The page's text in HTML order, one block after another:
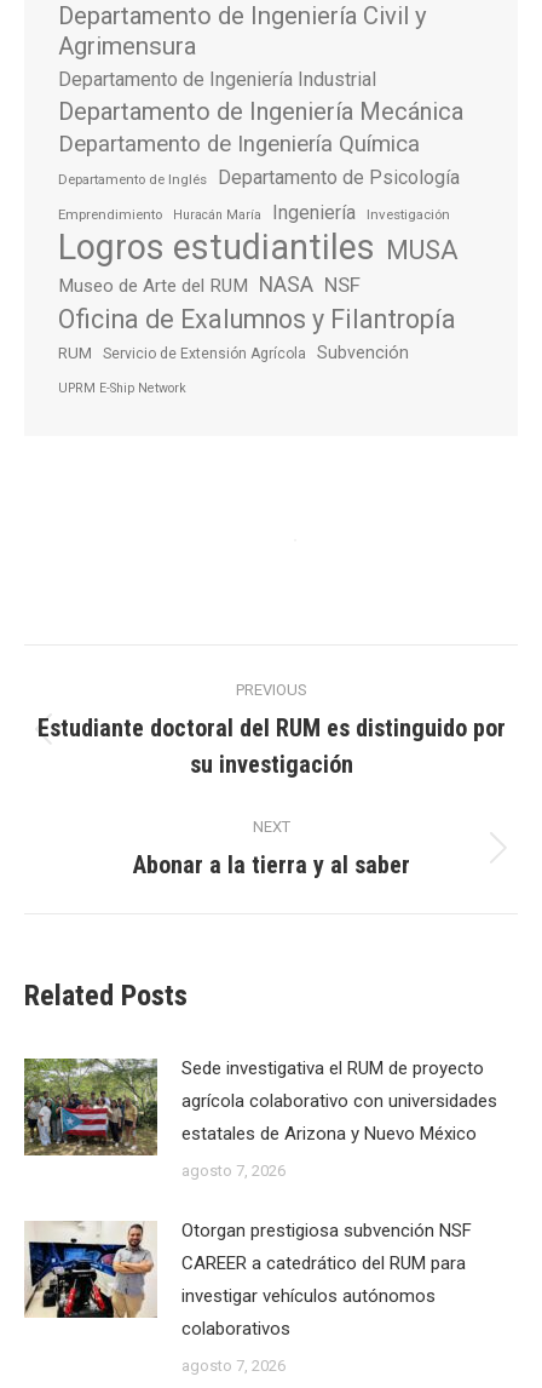
Departamento de Ingeniería Civil y
Agrimensura
Departamento de Ingeniería Industrial
Departamento de Ingeniería Mecánica
Departamento de Ingeniería Química
Departamento de Inglés Departamento de Psicología
Emprendimiento Huracán María Ingeniería Investigación
Logros estudiantiles MUSA
Museo de Arte del RUM NASA NSF
Oficina de Exalumnos y Filantropía
RUM Servicio de Extensión Agrícola Subvención
UPRM E-Ship Network
navigation
PREVIOUS
post:
Estudiante doctoral del RUM es distinguido por
su investigación
NEXT
Next
Abonar a la tierra y al saber
Related Posts
Sede investigativa el RUM de proyecto
agrícola colaborativo con universidades
estatales de Arizona y Nuevo México
agosto 7, 2026
Otorgan prestigiosa subvención NSF
CAREER a catedrático del RUM para
investigar vehículos autónomos
colaborativos
agosto 7, 2026